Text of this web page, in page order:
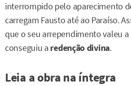
interrompido pelo aparecimento
carregam Fausto até ao Paraíso.
que o seu arrependimento valeu
conseguiu a redenção divina.
Leia a obra na íntegra